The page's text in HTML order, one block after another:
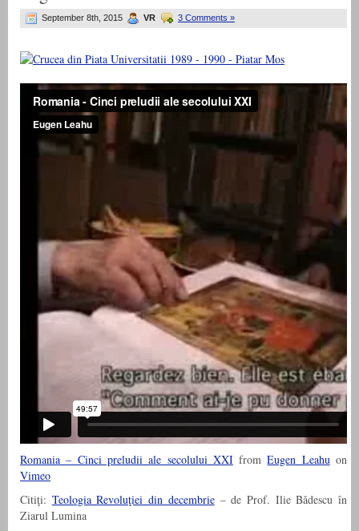
September 8th, 2015 VR 3 Comments »
Romania – Cinci preludii ale secolului XXIfromEugen Leahuon
Vimeo
Citiţi: Teologia Revoluţiei din decembrie– de Prof. Ilie Bădescu în
Ziarul Lumina